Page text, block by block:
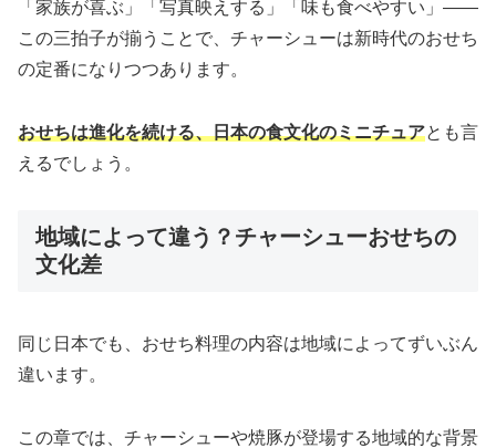
「家族が喜ぶ」「写真映えする」「味も食べやすい」――
この三拍子が揃うことで、チャーシューは新時代のおせち
の定番になりつつあります。
おせちは進化を続ける、日本の食文化のミニチュアとも言
えるでしょう。
地域によって違う？チャーシューおせちの
文化差
同じ日本でも、おせち料理の内容は地域によってずいぶん
違います。
この章では、チャーシューや焼豚が登場する地域的な背景